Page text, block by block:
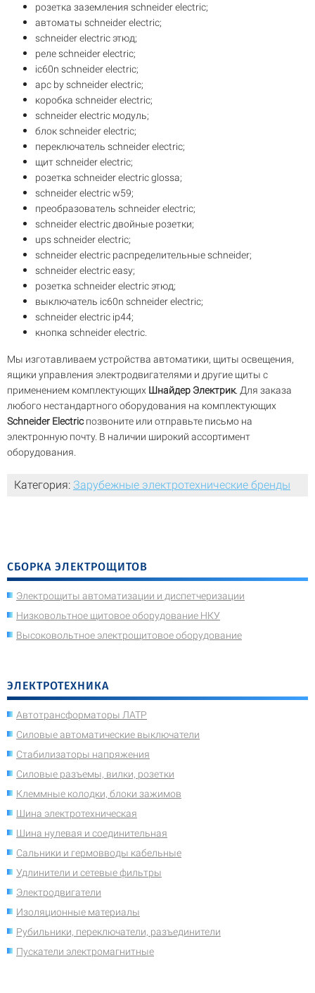
СБОРКА ЭЛЕКТРОЩИТОВ
Электрощиты автоматизации и диспетчеризации
Низковольтное щитовое оборудование НКУ
Высоковольтное электрощитовое оборудование
ЭЛЕКТРОТЕХНИКА
Автотрансформаторы ЛАТР
Силовые автоматические выключатели
Стабилизаторы напряжения
Силовые разъемы, вилки, розетки
Клеммные колодки, блоки зажимов
Шина электротехническая
Шина нулевая и соединительная
Сальники и гермовводы кабельные
Удлинители и сетевые фильтры
Электродвигатели
Изоляционные материалы
Рубильники, переключатели, разъединители
Пускатели электромагнитные
розетка заземления schneider electric;
автоматы schneider electric;
schneider electric этюд;
реле schneider electric;
ic60n schneider electric;
apc by schneider electric;
коробка schneider electric;
schneider electric модуль;
блок schneider electric;
переключатель schneider electric;
щит schneider electric;
розетка schneider electric glossa;
schneider electric w59;
преобразователь schneider electric;
schneider electric двойные розетки;
ups schneider electric;
schneider electric распределительные schneider;
schneider electric easy;
розетка schneider electric этюд;
выключатель ic60n schneider electric;
schneider electric ip44;
кнопка schneider electric.
Мы изготавливаем устройства автоматики, щиты освещения,
ящики управления электродвигателями и другие щиты с
применением комплектующих Шнайдер Электрик. Для заказа
любого нестандартного оборудования на комплектующих
Schneider Electricпозвоните или отправьте письмо на
электронную почту. В наличии широкий ассортимент
оборудования.
Категория: Зарубежные электротехнические бренды